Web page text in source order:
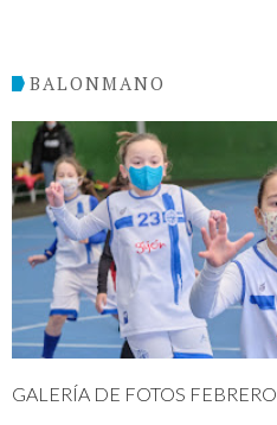
BALONMANO
GALERÍA DE FOTOS FEBRERO